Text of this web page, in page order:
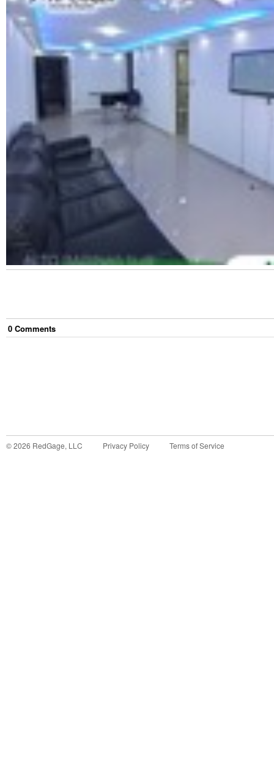
0 Comments
©2026 RedGage, LLC Privacy Policy Terms of Service